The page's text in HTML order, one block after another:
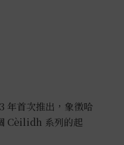
年首次推出，象徵哈
Cèilidh 系列的起